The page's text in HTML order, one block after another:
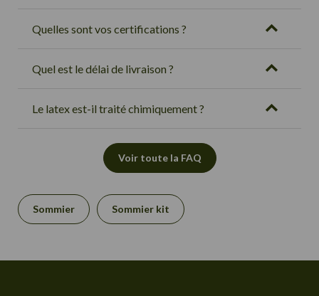
Quelles sont vos certifications ?
Quel est le délai de livraison ?
Le latex est-il traité chimiquement ?
Voir toute la FAQ
Sommier Sommier kit